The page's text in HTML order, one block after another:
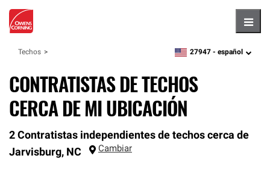
Techos zipcode,language
27947 - español
CONTRATISTAS DE TECHOS
CERCA DE MI UBICACIÓN
2 Contratistas independientes de techos cerca de
Jarvisburg, NC Cambiar